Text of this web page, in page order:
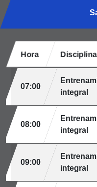
Hora Disciplina
07:00
integral
08:00
integral
09:00
integral